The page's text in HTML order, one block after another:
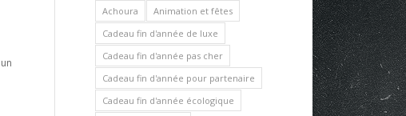
Achoura
Animation et fêtes
Cadeau fin d'année de luxe
Cadeau fin d'année pas cher
Cadeau fin d'année pour partenaire
Cadeau fin d'année écologique